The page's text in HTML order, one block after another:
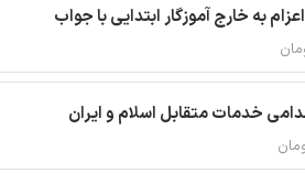
به خارج آموزگار ابتدایی با جواب
خدمات متقابل اسلام و ایران